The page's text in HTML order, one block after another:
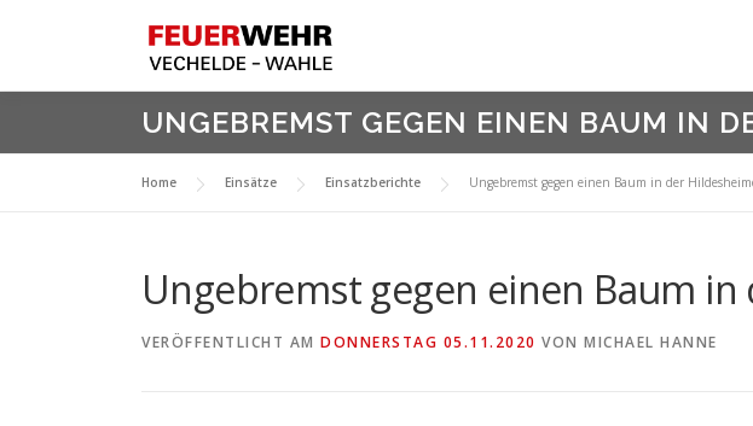
UNGEBREMST GEGEN EINEN BAUM IN
Home Einsätze Einsatzberichte Ungebremst gegen einen Baum in der
Ungebremst gegen einen Baum
VERÖFFENTLICHT AM DONNERSTAG 05.11.2020 VON MICHAEL HANNE